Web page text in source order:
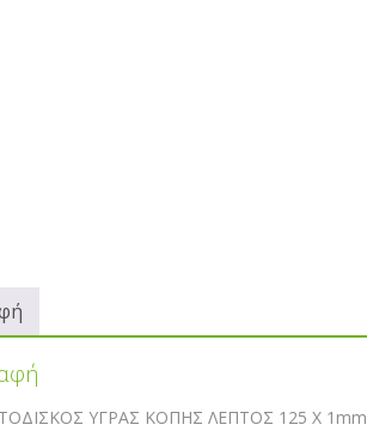
ΥΓΡΑΣ ΚΟΠΗΣ ΛΕΠΤΟΣ 125 Χ 1mm